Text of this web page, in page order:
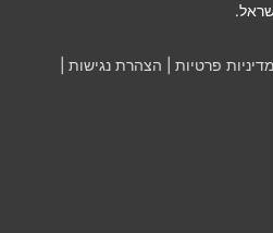
מדיניות פרטיות הצהרת נגישות